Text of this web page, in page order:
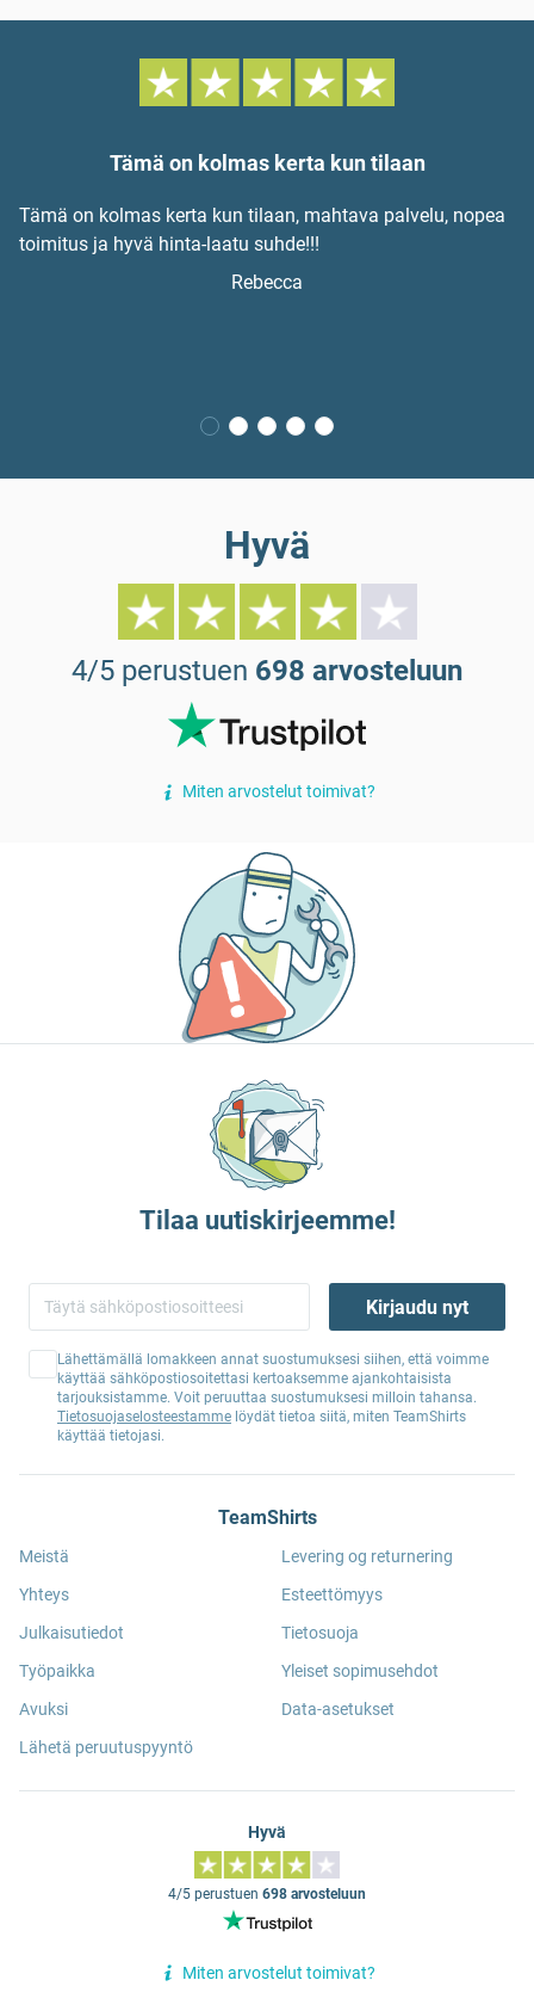
Tämä on kolmas kerta kun tilaan
Tämä on kolmas kerta kun tilaan, mahtava palvelu, nopea
toimitus ja hyvä hinta-laatu suhde!!!
Rebecca
Hyvä
4/5 perustuen 698 arvosteluun
Miten arvostelut toimivat?
Tilaa uutiskirjeemme!
Kirjaudu nyt
Lähettämällä lomakkeen annat suostumuksesi siihen, että voimme
käyttää sähköpostiosoitettasi kertoaksemme ajankohtaisista
tarjouksistamme. Voit peruuttaa suostumuksesi milloin tahansa.
Tietosuojaselosteestamme löydät tietoa siitä, miten TeamShirts
käyttää tietojasi.
TeamShirts
Meistä
Yhteys
Julkaisutiedot
Työpaikka
Avuksi
Lähetä peruutuspyyntö
Levering og returnering
Esteettömyys
Tietosuoja
Yleiset sopimusehdot
Data-asetukset
Hyvä
4/5 perustuen 698 arvosteluun
Miten arvostelut toimivat?